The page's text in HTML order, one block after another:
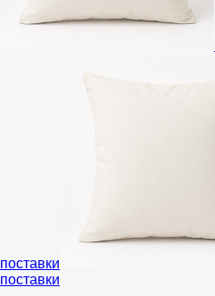
поставки
поставки